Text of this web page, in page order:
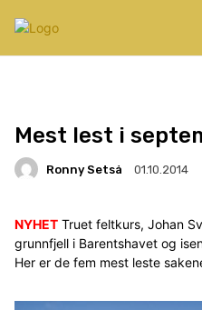
Mest lest i
Ronny Setså 01.10.2014
NYHET Truet feltkurs, Johan
grunnfjell i Barentshavet og
Her er de fem mest leste